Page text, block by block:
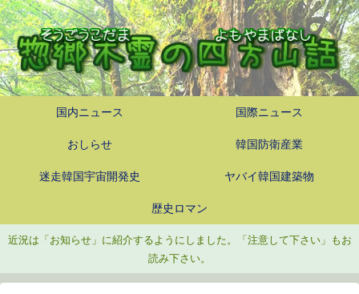
国内ニュース 国際ニュース
おしらせ 韓国防衛産業
迷走韓国宇宙開発史 ヤバイ韓国建築物
歴史ロマン
近況は「お知らせ」に紹介するようにしました。「注意して下さい」もお
読み下さい。